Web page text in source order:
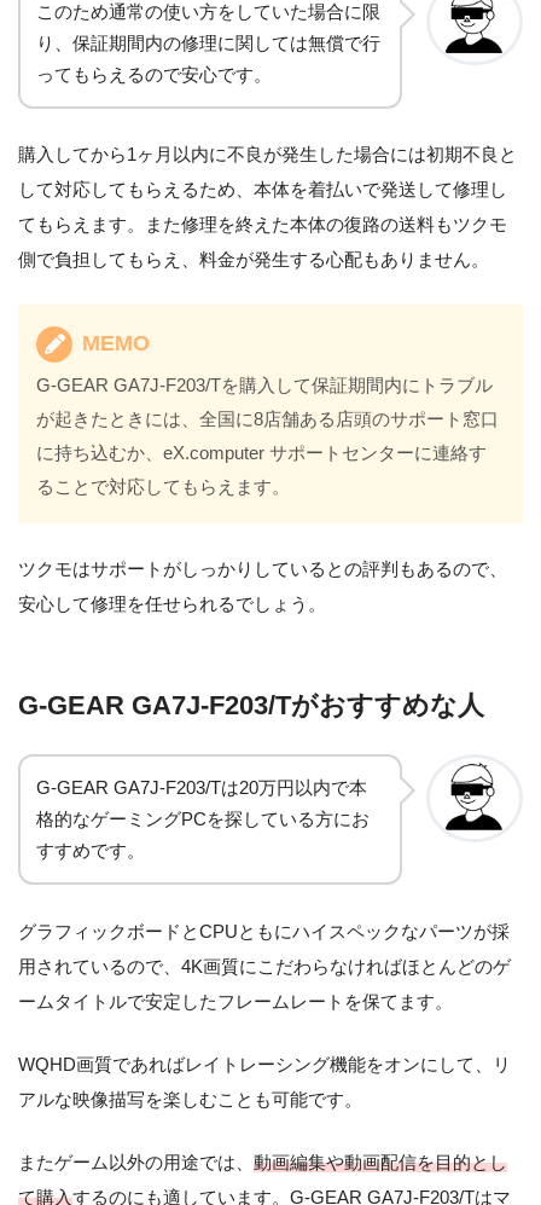
このため通常の使い方をしていた場合に限
り、保証期間内の修理に関しては無償で行
ってもらえるので安心です。
購入してから1ヶ月以内に不良が発生した場合には初期不良と
して対応してもらえるため、本体を着払いで発送して修理し
てもらえます。また修理を終えた本体の復路の送料もツクモ
側で負担してもらえ、料金が発生する心配もありません。
MEMO
G-GEAR GA7J-F203/Tを購入して保証期間内にトラブル
が起きたときには、全国に8店舗ある店頭のサポート窓口
に持ち込むか、eX.computer サポートセンターに連絡す
ることで対応してもらえます。
ツクモはサポートがしっかりしているとの評判もあるので、
安心して修理を任せられるでしょう。
G-GEAR GA7J-F203/Tがおすすめな人
G-GEAR GA7J-F203/Tは20万円以内で本
格的なゲーミングPCを探している方にお
すすめです。
グラフィックボードとCPUともにハイスペックなパーツが採
用されているので、4K画質にこだわらなければほとんどのゲ
ームタイトルで安定したフレームレートを保てます。
WQHD画質であればレイトレーシング機能をオンにして、リ
アルな映像描写を楽しむことも可能です。
またゲーム以外の用途では、 動画編集や動画配信を目的とし
て購入するのにも適しています。G-GEAR GA7J-F203/Tはマ